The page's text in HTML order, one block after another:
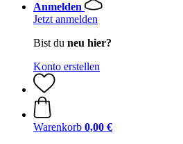
Anmelden
Jetzt anmelden
Bist du neu hier?
Konto erstellen
Warenkorb 0,00 €